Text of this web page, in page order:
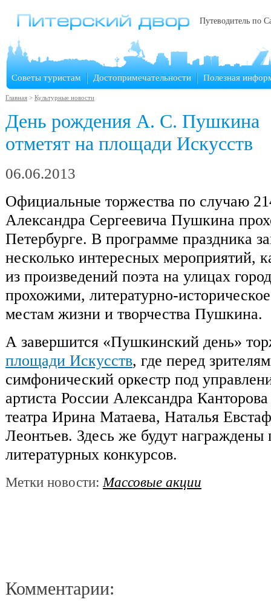
Путеводитель по
Советы туристам Достопримечательности Полезная
Главная > Культурные новости
День рождения А. С. Пушкина
отметят на площади Искусств
06.06.2013
Официальные торжества по случаю
Александра Сергеевича Пушкина
Петербурге. В программе праздника
несколько интересных мероприятий,
из произведений поэта на улицах
прохожими, литературно-
местам жизни и творчества Пушкина.
А завершится «Пушкинский день»
площади Искусств, где перед
симфонический оркестр под
артиста России Александра
театра Ирина Матаева, Наталья
Леонтьев. Здесь же будут награждены
литературных конкурсов.
Метки новости:Массовые акции
Комментарии: